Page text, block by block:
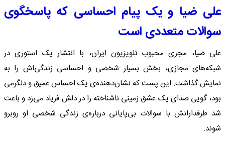
علی ضیا و یک پیام احساسی که پاسخگوی
سوالات متعددی است
علی ضیا، مجری محبوب تلویزیون ایران، با انتشار یک استوری در
شبکه‌های مجازی، بخش بسیار شخصی و احساسی زندگی‌اش را به
نمایش گذاشت. این پست که نشان‌دهنده‌ی یک احساس عمیق و دلگرمی
بود، گویی صدای یک عشق زمینی ناشناخته را در دلش فریاد می‌زد و باعث
شد طرفدارانش با سوالات بی‌پایانی درباره‌ی زندگی شخصی او روبرو
شوند.